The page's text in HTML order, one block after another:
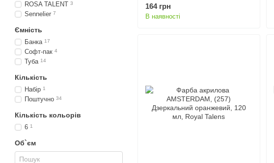
164 грн
В наявності
ROSA TALENT 3
Sennelier 7
Ємність
Банка 17
Софт-пак 4
Туба 14
Кількість
Набір 1
Поштучно 34
Кількість кольорів
6 1
Об`єм